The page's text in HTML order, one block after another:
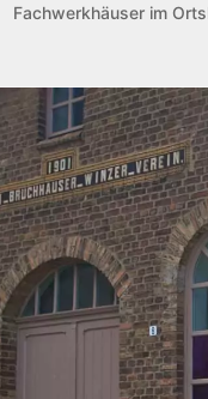
Fachwerkhäuser im